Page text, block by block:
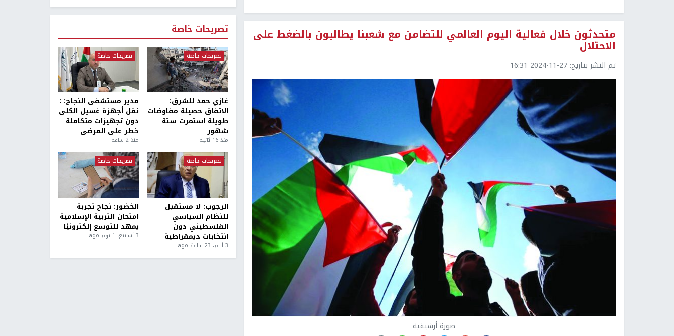
متحدثون خلال فعالية اليوم العالمي للتضامن مع شعبنا يطالبون بالضغط على
الاحتلال
تم النشر بتاريخ: 2024-11-27 16:31
صورة أرشيفية
تصريحات خاصة
تصريحات خاصة
غازي حمد للشرق:
الاتفاق حصيلة مفاوضات
طويلة استمرت ستة
شهور
منذ 16 ثانية
تصريحات خاصة
مدير مستشفى النجاح: :
نقل أجهزة غسيل الكلى
دون تجهيزات متكاملة
خطر على المرضى
منذ 2 ساعة
تصريحات خاصة
الرجوب: لا مستقبل
للنظام السياسي
الفلسطيني دون
انتخابات ديمقراطية
3 أيام، 23 ساعة ago
تصريحات خاصة
الخضور: نجاح تجربة
امتحان التربية الإسلامية
يمهد للتوسع إلكترونيًا
3 أسابيع، 1 يوم ago